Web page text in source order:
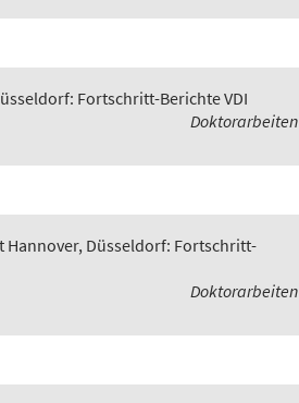
Fortschritt-Berichte VDI
Doktorarbeiten
Düsseldorf: Fortschritt-
Doktorarbeiten